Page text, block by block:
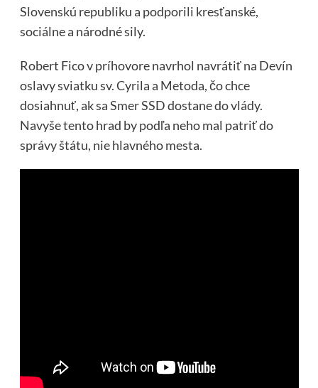
Slovenskú republiku a podporili kresťanské,
sociálne a národné sily.
Robert Fico v príhovore navrhol navrátiť na Devín
oslavy sviatku sv. Cyrila a Metoda, čo chce
dosiahnuť, ak sa Smer SSD dostane do vlády.
Navyše tento hrad by podľa neho mal patriť do
správy štátu, nie hlavného mesta.